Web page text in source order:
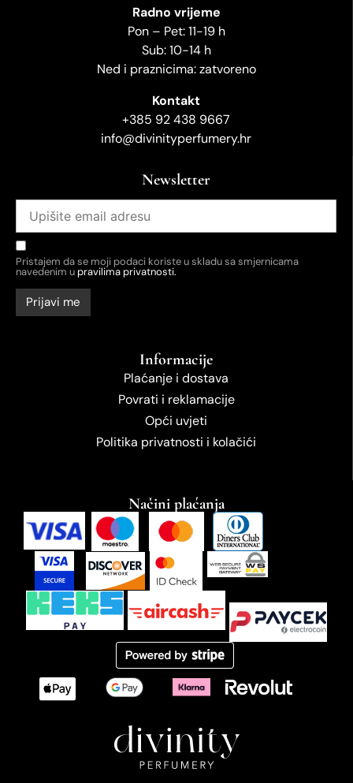
Radno vrijeme
Pon – Pet: 11-19 h
Sub: 10-14 h
Ned i praznicima: zatvoreno
Kontakt
+385 92 438 9667
info@divinityperfumery.hr
Newsletter
Pristajem da se moji podaci koriste u skladu sa smjernicama
navedenim upravilima privatnosti.
Informacije
Plaćanje i dostava
Povrati i reklamacije
Opći uvjeti
Politika privatnosti i kolačići
Načini plaćanja